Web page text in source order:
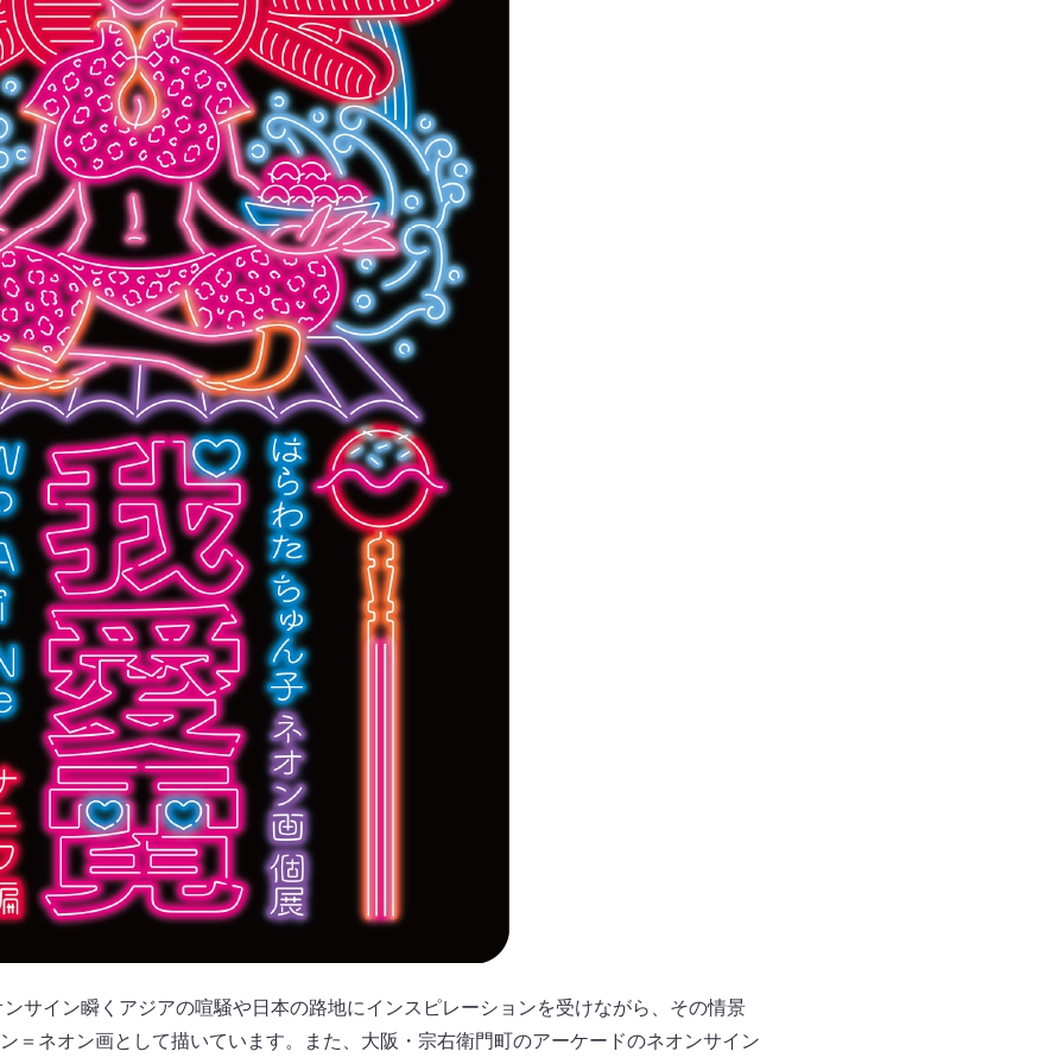
サイン瞬くアジアの喧騒や日本の路地にインスピレーションを受けながら、その情景
＝ネオン画として描いています。また、大阪・宗右衛門町のアーケードのネオンサイン